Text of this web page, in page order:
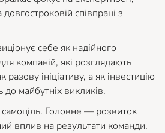
співпраці з
себе як надійного
компаній, які розглядають
ініціативу, а як інвестицію
до майбутніх викликів.
Головне — розвиток
вплив на результати команди.